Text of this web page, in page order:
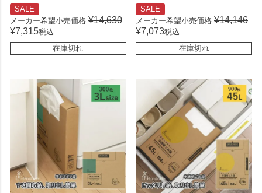
SALE
メーカー希望小売価格 ¥14,630
¥7,315税込
在庫切れ
SALE
メーカー希望小売価格 ¥14,146
¥7,073税込
在庫切れ